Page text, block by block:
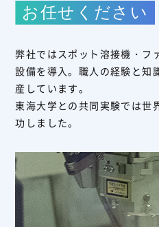
お任せください
弊社ではスポット溶接機・フ
設備を導入。職人の経験と知
産しています。
東海大学との共同実験では世
功しました。